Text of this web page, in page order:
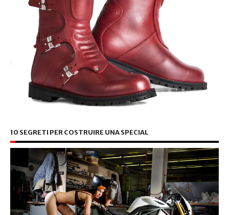
10 SEGRETI PER COSTRUIRE UNA SPECIAL